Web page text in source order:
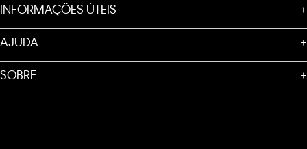
INFORMAÇÕES ÚTEIS +
AJUDA +
SOBRE +